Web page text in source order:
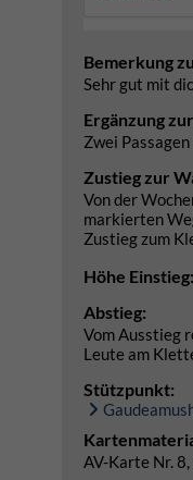
Bemerkung
Sehr gut mit
Ergänzung
Zwei
Zustieg zur
Von der
markierten
Zustieg zum
Höhe Einstieg:
Abstieg:
Vom Ausstieg
Leute am
Stützpunkt:
AV-Karte Nr.